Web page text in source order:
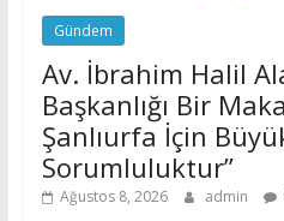
Gündem
Av. İbrahim Halil
Başkanlığı Bir
Şanlıurfa İçin
Sorumluluktur”
Ağustos 8, 2026 admin